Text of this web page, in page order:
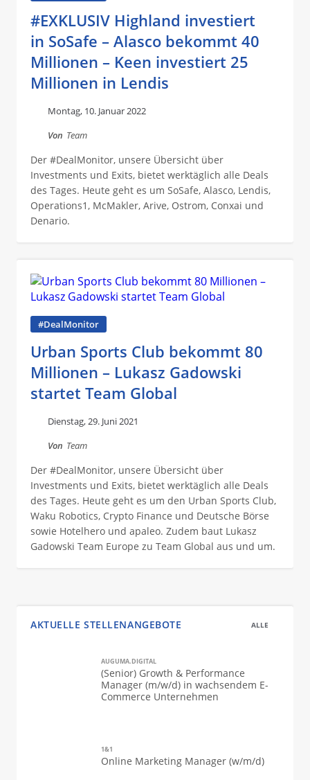
#EXKLUSIV Highland investiert
in SoSafe – Alasco bekommt 40
Millionen – Keen investiert 25
Millionen in Lendis
Montag, 10. Januar 2022
Von Team
Der #DealMonitor, unsere Übersicht über
Investments und Exits, bietet werktäglich alle Deals
des Tages. Heute geht es um SoSafe, Alasco, Lendis,
Operations1, McMakler, Arive, Ostrom, Conxai und
Denario.
#DealMonitor
Urban Sports Club bekommt 80
Millionen – Lukasz Gadowski
startet Team Global
Dienstag, 29. Juni 2021
Von Team
Der #DealMonitor, unsere Übersicht über
Investments und Exits, bietet werktäglich alle Deals
des Tages. Heute geht es um den Urban Sports Club,
Waku Robotics, Crypto Finance und Deutsche Börse
sowie Hotelhero und apaleo. Zudem baut Lukasz
Gadowski Team Europe zu Team Global aus und um.
AKTUELLE STELLENANGEBOTE ALLE
AUGUMA.DIGITAL
(Senior) Growth & Performance
Manager (m/w/d) in wachsendem E-
Commerce Unternehmen
1&1
Online Marketing Manager (w/m/d)